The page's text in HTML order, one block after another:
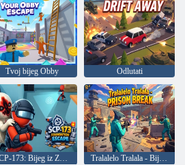
Tvoj bijeg Obby Odlutati
SCP-173: Bijeg iz Zaklade Tralalelo Tralala - Bijeg iz zatvora